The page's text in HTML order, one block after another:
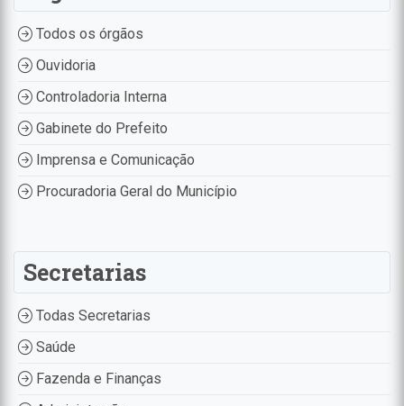
Todos os órgãos
Ouvidoria
Controladoria Interna
Gabinete do Prefeito
Imprensa e Comunicação
Procuradoria Geral do Município
Secretarias
Todas Secretarias
Saúde
Fazenda e Finanças